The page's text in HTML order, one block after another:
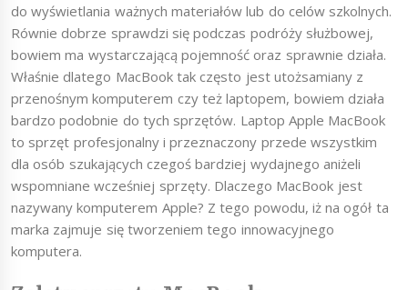
do wyświetlania ważnych materiałów lub do celów szkolnych.
Równie dobrze sprawdzi się podczas podróży służbowej,
bowiem ma wystarczającą pojemność oraz sprawnie działa.
Właśnie dlatego MacBook tak często jest utożsamiany z
przenośnym komputerem czy też laptopem, bowiem działa
bardzo podobnie do tych sprzętów. Laptop Apple MacBook
to sprzęt profesjonalny i przeznaczony przede wszystkim
dla osób szukających czegoś bardziej wydajnego aniżeli
wspomniane wcześniej sprzęty. Dlaczego MacBook jest
nazywany komputerem Apple? Z tego powodu, iż na ogół ta
marka zajmuje się tworzeniem tego innowacyjnego
komputera.